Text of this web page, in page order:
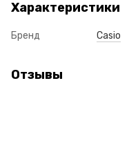
Характеристики
Бренд Casio
Отзывы